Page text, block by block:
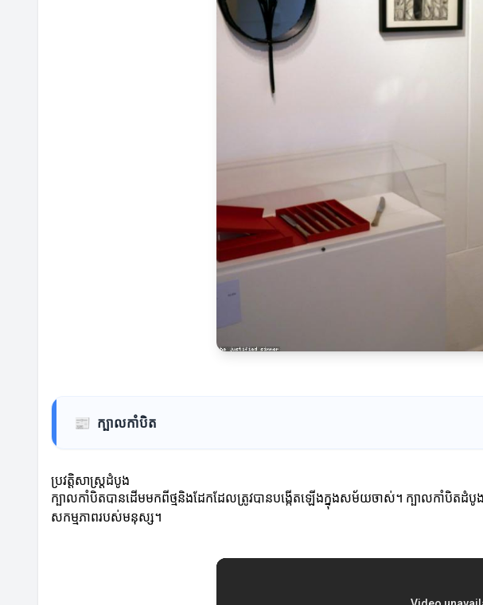
📰 ក្បាលកាំបិត
ប្រវត្តិសាស្ត្រដំបូង
ក្បាលកាំបិតបានដើមមកពីថ្មនិងដែកដែលត្រូវបានបង្កើតឡើងក្នុងសម័យចាស់។ ក្បាលកាំបិតដំបូងគឺ
សកម្មភាពរបស់មនុស្ស។